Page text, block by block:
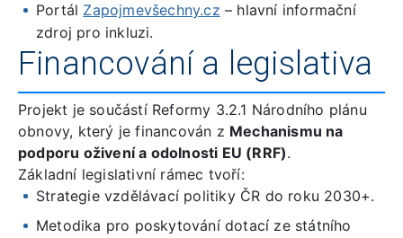
Portál Zapojmevšechny.cz – hlavní informační
zdroj pro inkluzi.
Financování a legislativa
Projekt je součástí Reformy 3.2.1 Národního plánu
obnovy, který je financován z Mechanismu na
podporu oživení a odolnosti EU (RRF).
Základní legislativní rámec tvoří:
Strategie vzdělávací politiky ČR do roku 2030+.
Metodika pro poskytování dotací ze státního